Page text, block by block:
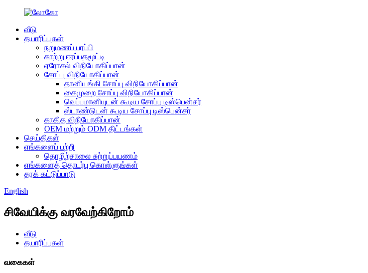
வீடு
தயாரிப்புகள்
நறுமணப் பரப்பி
காற்று ஈரப்பதமூட்டி
ஏரோசல் விநியோகிப்பான்
சோப்பு விநியோகிப்பான்
தானியங்கி சோப்பு விநியோகிப்பான்
கைமுறை சோப்பு விநியோகிப்பான்
வெப்பமானியுடன் கூடிய சோப்பு டிஸ்பென்சர்
ஸ்டாண்டுடன் கூடிய சோப்பு டிஸ்பென்சர்
காகித விநியோகிப்பான்
OEM மற்றும் ODM திட்டங்கள்
செய்திகள்
எங்களைப் பற்றி
தொழிற்சாலை சுற்றுப்பயணம்
எங்களைத் தொடர்பு கொள்ளுங்கள்
தரக் கட்டுப்பாடு
English
சிவேயிக்கு வரவேற்கிறோம்
வீடு
தயாரிப்புகள்
வகைகள்